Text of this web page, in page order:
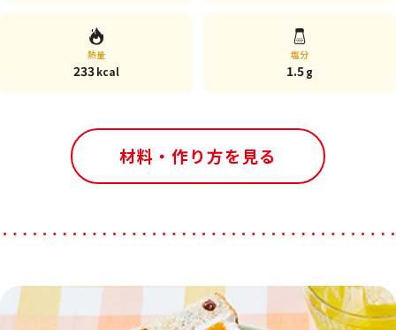
熱量
233kcal
塩分
1.5g
材料・作り方を見る